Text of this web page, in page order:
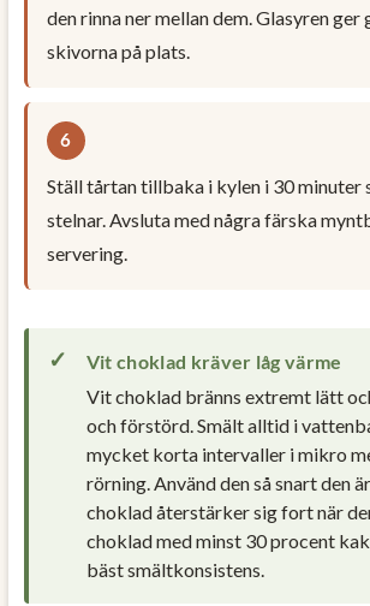
den rinna ner mellan dem. Glasyren ger
skivorna på plats.
Ställ tårtan tillbaka i kylen i 30 minuter
stelnar. Avsluta med några färska
servering.
Vit choklad kräver låg värme
Vit choklad bränns extremt lätt
och förstörd. Smält alltid i
mycket korta intervaller i mikro
rörning. Använd den så snart den
choklad återstärker sig fort när
choklad med minst 30 procent
bäst smältkonsistens.